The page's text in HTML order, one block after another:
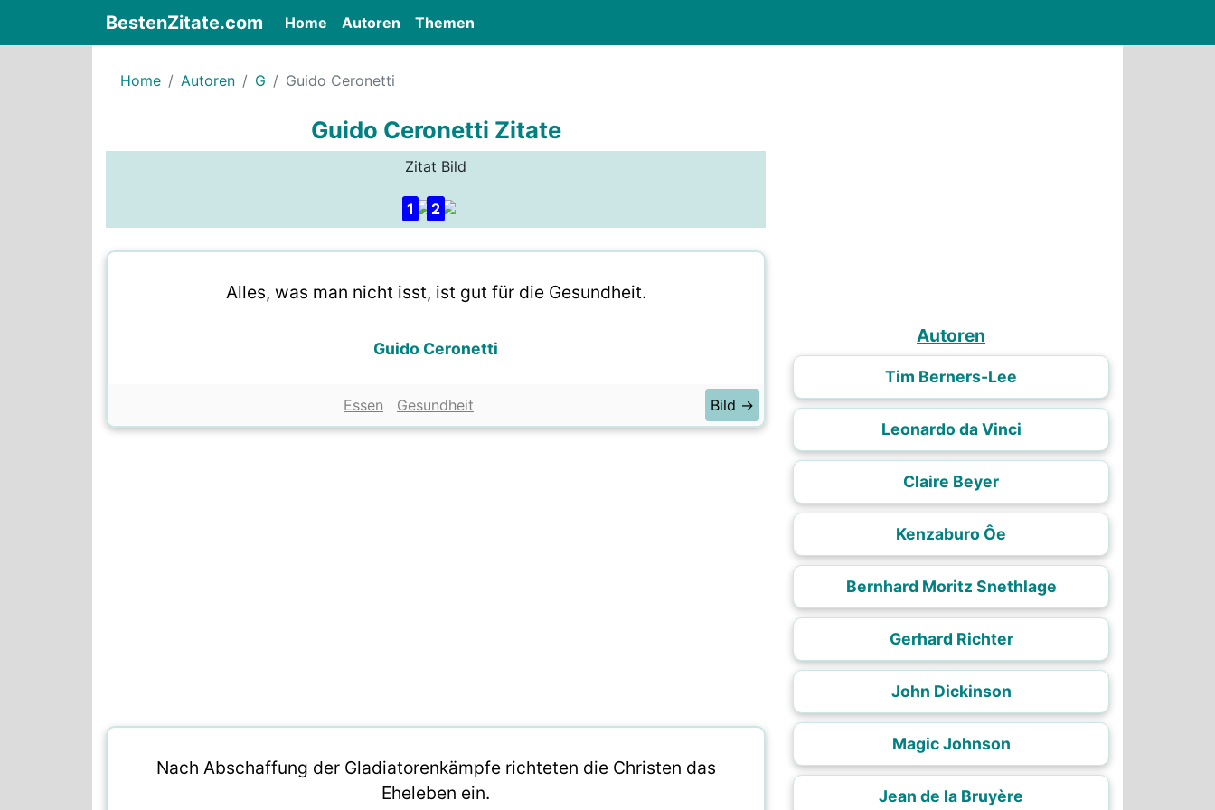
BestenZitate.com Home (current)
Autoren Themen
Home Autoren G Guido Ceronetti
Guido Ceronetti Zitate
Zitat Bild
1 2
Alles, was man nicht isst, ist gut für die Gesundheit.
Guido Ceronetti
Essen Gesundheit Bild →
Nach Abschaffung der Gladiatorenkämpfe richteten die Christen das
Eheleben ein.
Autoren
Tim Berners-Lee
Leonardo da Vinci
Claire Beyer
Kenzaburo Ôe
Bernhard Moritz Snethlage
Gerhard Richter
John Dickinson
Magic Johnson
Jean de la Bruyère